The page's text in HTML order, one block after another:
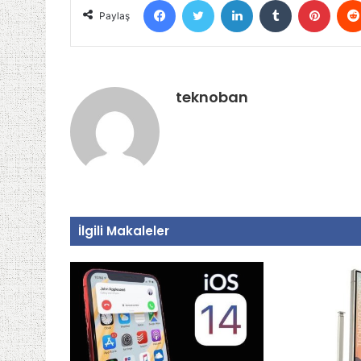
Paylaş
teknoban
İlgili Makaleler